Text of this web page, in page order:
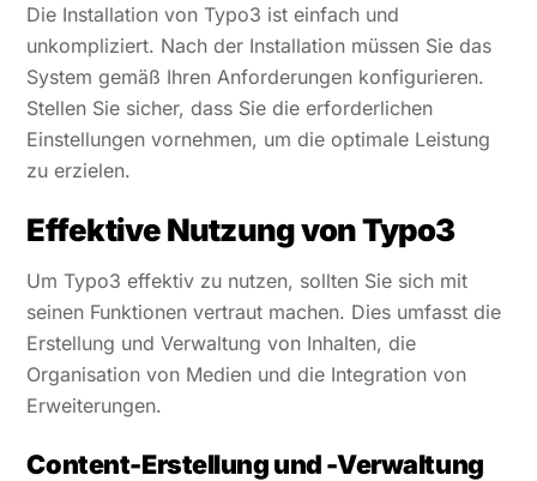
Die Installation von Typo3 ist einfach und
unkompliziert. Nach der Installation müssen Sie das
System gemäß Ihren Anforderungen konfigurieren.
Stellen Sie sicher, dass Sie die erforderlichen
Einstellungen vornehmen, um die optimale Leistung
zu erzielen.
Effektive Nutzung von Typo3
Um Typo3 effektiv zu nutzen, sollten Sie sich mit
seinen Funktionen vertraut machen. Dies umfasst die
Erstellung und Verwaltung von Inhalten, die
Organisation von Medien und die Integration von
Erweiterungen.
Content-Erstellung und -Verwaltung